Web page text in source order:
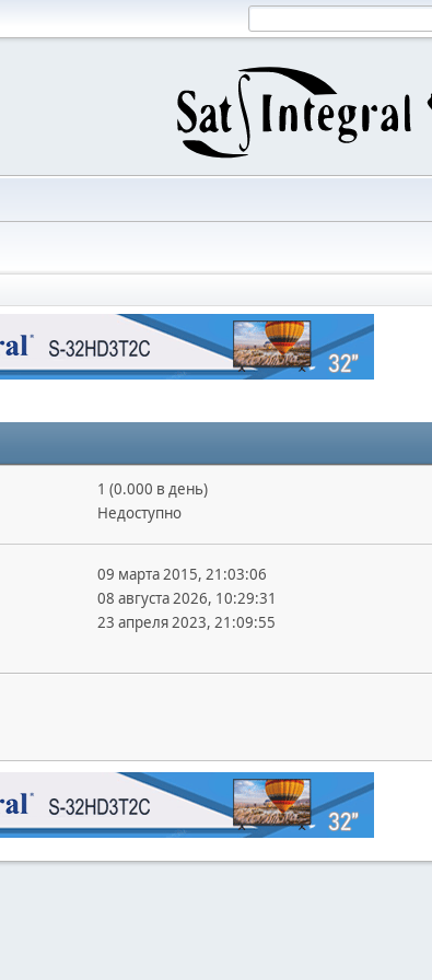
1 (0.000 в день)
Недоступно
09 марта 2015, 21:03:06
08 августа 2026, 10:29:31
23 апреля 2023, 21:09:55